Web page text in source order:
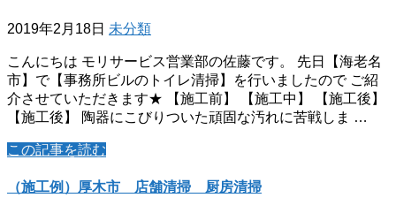
2019年2月18日 未分類
こんにちは モリサービス営業部の佐藤です。 先日【海老名
市】で【事務所ビルのトイレ清掃】を行いましたので ご紹
介させていただきます★ 【施工前】 【施工中】 【施工後】
【施工後】 陶器にこびりついた頑固な汚れに苦戦しま …
この記事を読む
（施工例）厚木市 店舗清掃 厨房清掃